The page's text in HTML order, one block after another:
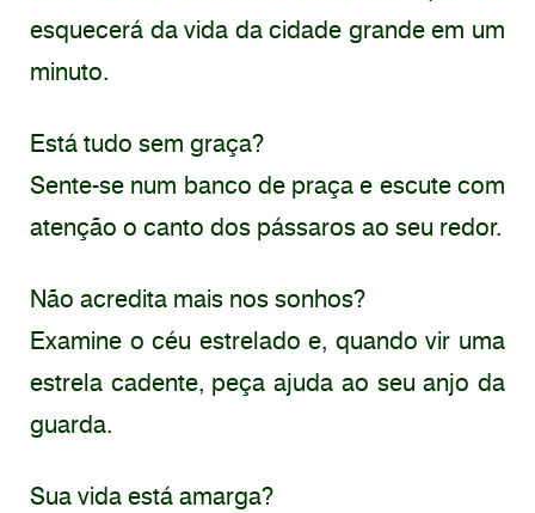
esquecerá da vida da cidade grande em um
minuto.
Está tudo sem graça?
Sente-se num banco de praça e escute com
atenção o canto dos pássaros ao seu redor.
Não acredita mais nos sonhos?
Examine o céu estrelado e, quando vir uma
estrela cadente, peça ajuda ao seu anjo da
guarda.
Sua vida está amarga?